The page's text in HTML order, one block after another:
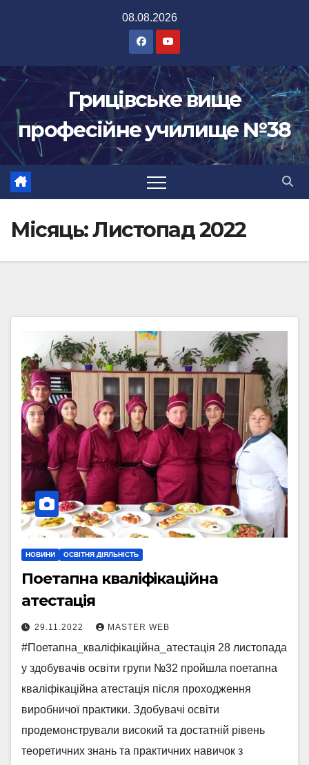
08.08.2026
Грицівське вище
професійне училище №38
Місяць:Листопад 2022
НОВИНИ ОСВІТНЯ ДІЯЛЬНІСТЬ
Поетапна кваліфікаційна
атестація
29.11.2022 MASTER WEB
#Поетапна_кваліфікаційна_атестація 28 листопада
у здобувачів освіти групи №32 пройшла поетапна
кваліфікаційна атестація після проходження
виробничої практики. Здобувачі освіти
продемонстрували високий та достатній рівень
теоретичних знань та практичних навичок з